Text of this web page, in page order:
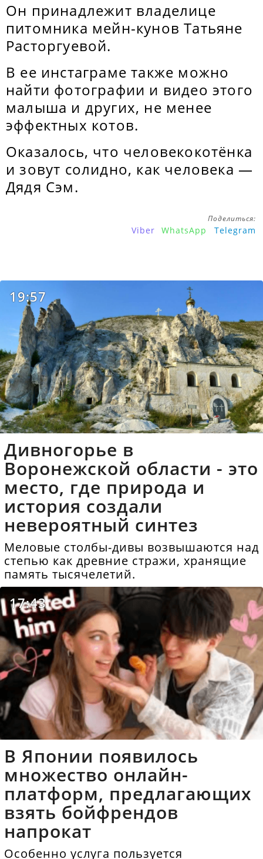
Он принадлежит владелице
питомника мейн-кунов Татьяне
Расторгуевой.
В ее инстаграме также можно
найти фотографии и видео этого
малыша и других, не менее
эффектных котов.
Оказалось, что человекокотёнка
и зовут солидно, как человека —
Дядя Сэм.
Поделиться:
Viber WhatsApp Telegram
19:57
Дивногорье в
Воронежской области - это
место, где природа и
история создали
невероятный синтез
Меловые столбы-дивы возвышаются над
степью как древние стражи, хранящие
память тысячелетий.
17:43
В Японии появилось
множество онлайн-
платформ, предлагающих
взять бойфрендов
напрокат
Особенно услуга пользуется